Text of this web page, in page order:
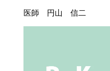
医師 円山 信二